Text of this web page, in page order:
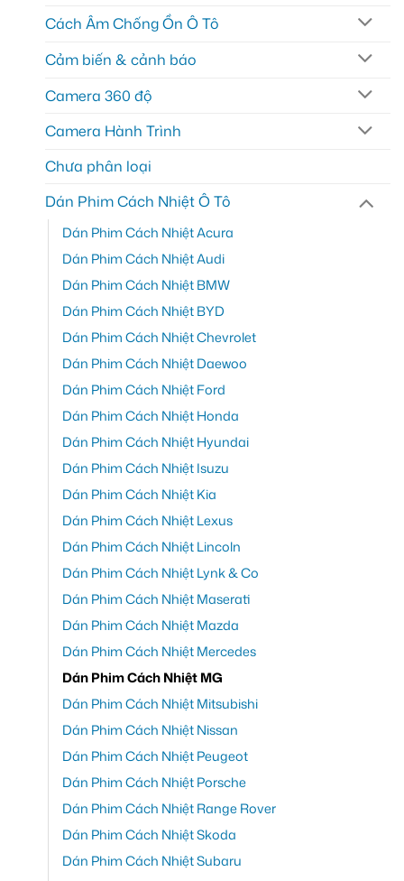
Cách Âm Chống Ồn Ô Tô
Cảm biến & cảnh báo
Camera 360 độ
Camera Hành Trình
Chưa phân loại
Dán Phim Cách Nhiệt Ô Tô
Dán Phim Cách Nhiệt Acura
Dán Phim Cách Nhiệt Audi
Dán Phim Cách Nhiệt BMW
Dán Phim Cách Nhiệt BYD
Dán Phim Cách Nhiệt Chevrolet
Dán Phim Cách Nhiệt Daewoo
Dán Phim Cách Nhiệt Ford
Dán Phim Cách Nhiệt Honda
Dán Phim Cách Nhiệt Hyundai
Dán Phim Cách Nhiệt Isuzu
Dán Phim Cách Nhiệt Kia
Dán Phim Cách Nhiệt Lexus
Dán Phim Cách Nhiệt Lincoln
Dán Phim Cách Nhiệt Lynk & Co
Dán Phim Cách Nhiệt Maserati
Dán Phim Cách Nhiệt Mazda
Dán Phim Cách Nhiệt Mercedes
Dán Phim Cách Nhiệt MG
Dán Phim Cách Nhiệt Mitsubishi
Dán Phim Cách Nhiệt Nissan
Dán Phim Cách Nhiệt Peugeot
Dán Phim Cách Nhiệt Porsche
Dán Phim Cách Nhiệt Range Rover
Dán Phim Cách Nhiệt Skoda
Dán Phim Cách Nhiệt Subaru